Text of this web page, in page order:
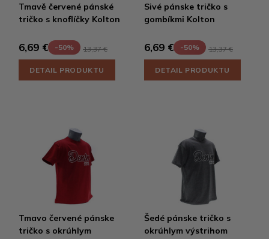
Tmavě červené pánské
tričko s knoflíčky Kolton
6,69 € -50% 13,37 €
DETAIL PRODUKTU
Sivé pánske tričko s
gombíkmi Kolton
6,69 € -50% 13,37 €
DETAIL PRODUKTU
Tmavo červené pánske
tričko s okrúhlym
Šedé pánske tričko s
okrúhlym výstrihom